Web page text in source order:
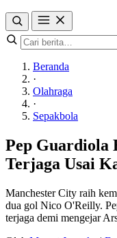
Beranda
·
Olahraga
·
Sepakbola
Pep Guardiola
Terjaga Usai
Manchester City raih
dua gol Nico O'Reilly.
terjaga demi mengejar